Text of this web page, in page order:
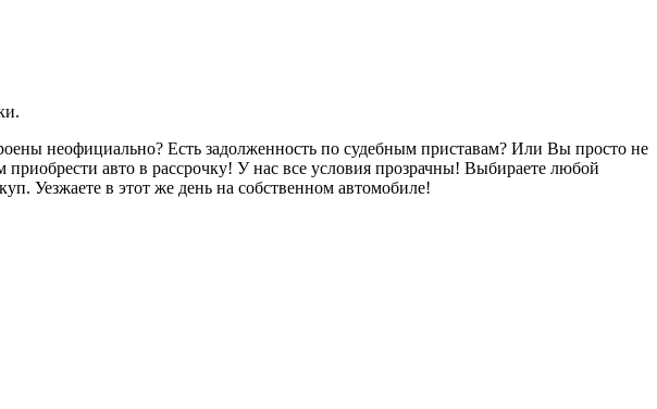
неофициально? Есть задолженность по судебным приставам? Или Вы просто не
авто в рассрочку! У нас все условия прозрачны! Выбираете любой
Уезжаете в этот же день на собственном автомобиле!